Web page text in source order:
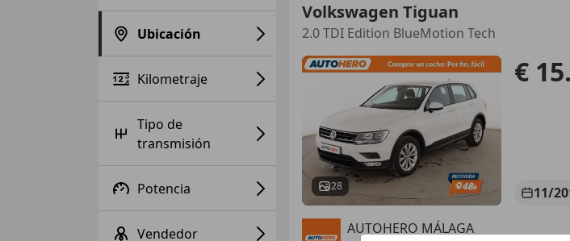
Ubicación
Kilometraje
Tipo de
transmisión
Potencia
Vendedor
Volkswagen Tiguan
2.0 TDI Edition BlueMotion Tech
28
€
11/
AUTOHERO MÁLAGA